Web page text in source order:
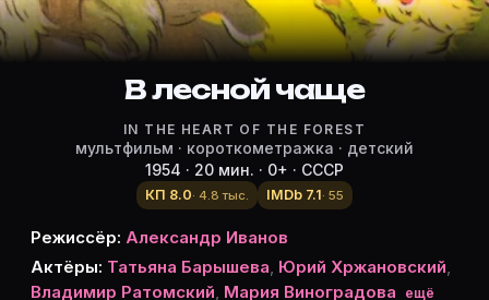
Владимир Ратомский — озвучка
Мария Виноградова — озвучка
Агарь Власова — озвучка
Карточки актёров с ролями — на Movie Planner.
Частые вопросы о «В лесной
О чём фильм «В лесной чаще» (1954)?
В лесной чаще
IN THE HEART OF THE FOREST
мультфильм · короткометражка · детский
1954 · 20 мин. · 0+ · СССР
КП 8.0· 4.8 тыс. IMDb 7.1· 55
Режиссёр: Александр Иванов
Актёры: Татьяна Барышева, Юрий Хржановский,
Владимир Ратомский, Мария Виноградова ещё